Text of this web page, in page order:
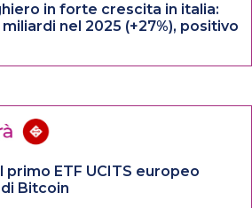
in forte crescita in italia:
nel 2025 (+27%), positivo
primo ETF UCITS europeo
Bitcoin